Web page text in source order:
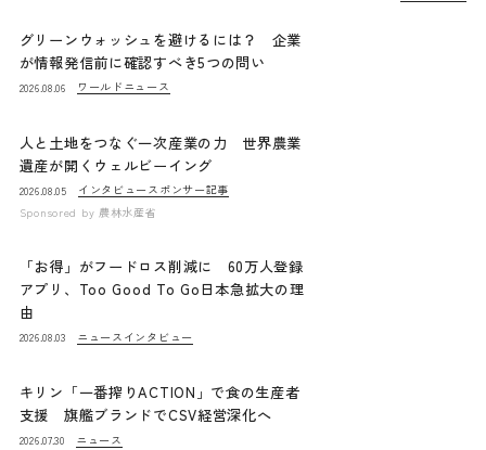
グリーンウォッシュを避けるには？ 企業
が情報発信前に確認すべき5つの問い
2026.08.06 ワールドニュース
人と土地をつなぐ一次産業の力 世界農業
遺産が開くウェルビーイング
2026.08.05 インタビュー スポンサー記事
Sponsored by 農林水産省
「お得」がフードロス削減に 60万人登録
アプリ、Too Good To Go日本急拡大の理
由
2026.08.03 ニュース インタビュー
キリン「一番搾りACTION」で食の生産者
支援 旗艦ブランドでCSV経営深化へ
2026.07.30 ニュース